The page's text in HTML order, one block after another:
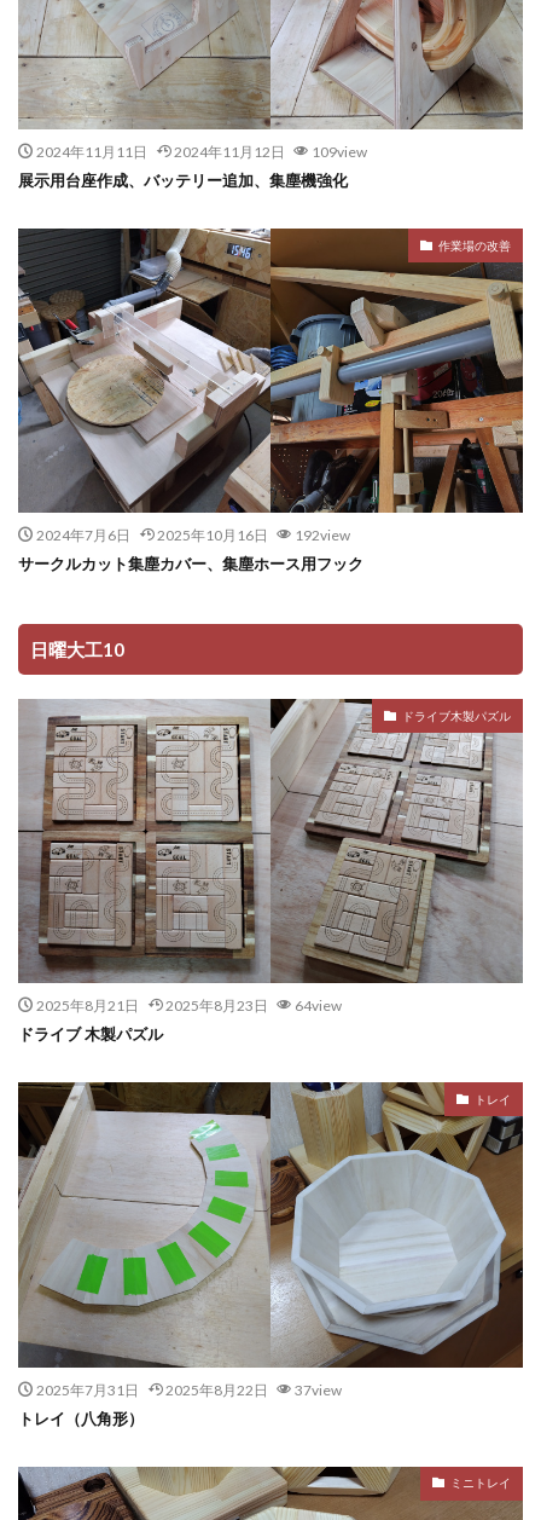
2024年11月11日 2024年11月12日 109view
展示用台座作成、バッテリー追加、集塵機強化
作業場の改善
2024年7月6日 2025年10月16日 192view
サークルカット集塵カバー、集塵ホース用フック
日曜大工10
ドライブ木製パズル
2025年8月21日 2025年8月23日 64view
ドライブ 木製パズル
トレイ
2025年7月31日 2025年8月22日 37view
トレイ（八角形）
ミニトレイ